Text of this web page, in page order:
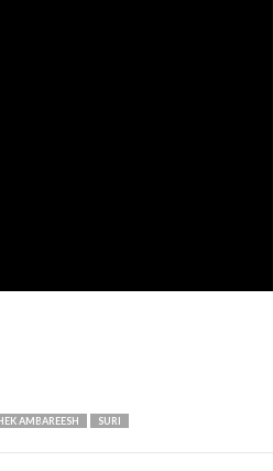
AMBAREESH SURI